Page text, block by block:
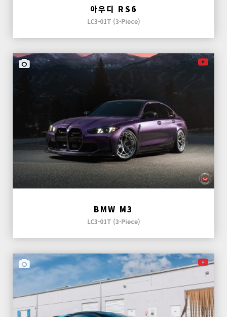
아우디 RS6
LC3-01T (3-Piece)
BMW M3
LC3-01T (3-Piece)